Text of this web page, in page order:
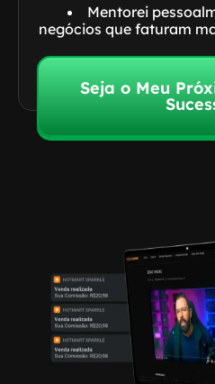
Mentorei
negócios que faturam
Seja o Meu